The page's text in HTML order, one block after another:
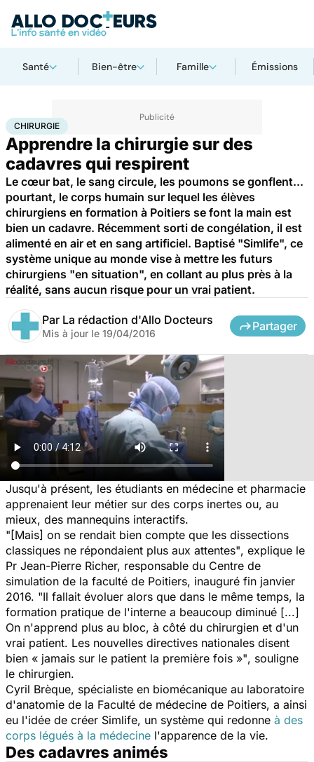
Santé Bien-être Famille Émissions
AccueilSanté Maladies
CHIRURGIE
Apprendre la chirurgie sur des
cadavres qui respirent
Le cœur bat, le sang circule, les poumons se gonflent...
pourtant, le corps humain sur lequel les élèves
chirurgiens en formation à Poitiers se font la main est
bien un cadavre. Récemment sorti de congélation, il est
alimenté en air et en sang artificiel. Baptisé "Simlife", ce
système unique au monde vise à mettre les futurs
chirurgiens "en situation", en collant au plus près à la
réalité, sans aucun risque pour un vrai patient.
Par La rédaction d'Allo Docteurs
Mis à jour le 19/04/2016
Partager
Jusqu'à présent, les étudiants en médecine et pharmacie
apprenaient leur métier sur des corps inertes ou, au
mieux, des mannequins interactifs.
"[Mais] on se rendait bien compte que les dissections
classiques ne répondaient plus aux attentes", explique le
Pr Jean-Pierre Richer, responsable du Centre de
simulation de la faculté de Poitiers, inauguré fin janvier
2016. "Il fallait évoluer alors que dans le même temps, la
formation pratique de l'interne a beaucoup diminué [...]
On n'apprend plus au bloc, à côté du chirurgien et d'un
vrai patient. Les nouvelles directives nationales disent
bien « jamais sur le patient la première fois »", souligne
le chirurgien.
Cyril Brèque, spécialiste en biomécanique au laboratoire
d'anatomie de la Faculté de médecine de Poitiers, a ainsi
eu l'idée de créer Simlife, un système qui redonne à des
corps légués à la médecine l'apparence de la vie.
Des cadavres animés